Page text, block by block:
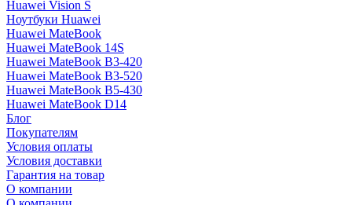
Huawei Vision S
Ноутбуки Huawei
Huawei MateBook
Huawei MateBook 14S
Huawei MateBook B3-420
Huawei MateBook B3-520
Huawei MateBook B5-430
Huawei MateBook D14
Блог
Покупателям
Условия оплаты
Условия доставки
Гарантия на товар
О компании